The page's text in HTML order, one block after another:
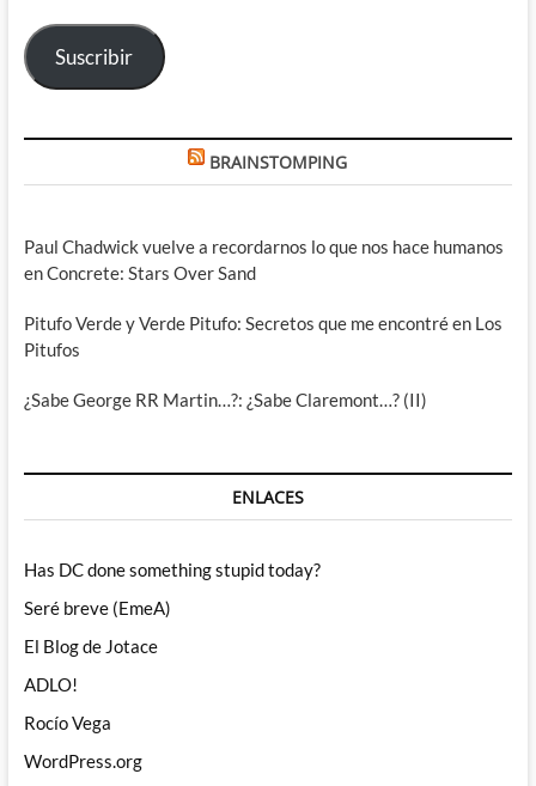
electrónico
Suscribir
BRAINSTOMPING
Paul Chadwick vuelve a recordarnos lo que nos hace humanos
en Concrete: Stars Over Sand
Pitufo Verde y Verde Pitufo: Secretos que me encontré en Los
Pitufos
¿Sabe George RR Martin…?: ¿Sabe Claremont…? (II)
ENLACES
Has DC done something stupid today?
Seré breve (EmeA)
El Blog de Jotace
ADLO!
Rocío Vega
WordPress.org